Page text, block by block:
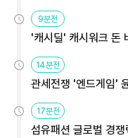
9분전
'캐시딜' 캐시워크 돈
14분전
관세전쟁 '엔드게임'
용해야
17분전
섬유패션 글로벌 경